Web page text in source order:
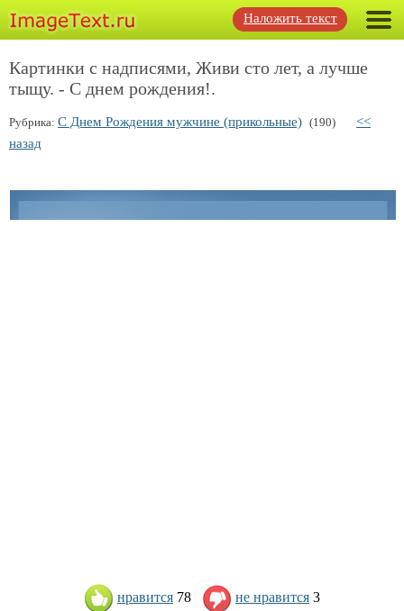
Наложить текст
Картинки с надписями, Живи сто лет, а лучше
тыщу. - С днем рождения!.
Рубрика: С Днем Рождения мужчине (прикольные) (190)
<<
назад
нравится 78 не нравится 3